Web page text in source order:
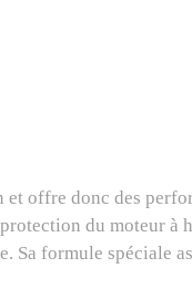
offre donc des
du moteur à
formule spéciale